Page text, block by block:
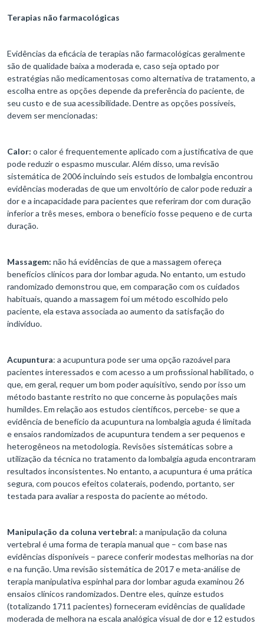
Terapias não farmacológicas
Evidências da eficácia de terapias não farmacológicas geralmente
são de qualidade baixa a moderada e, caso seja optado por
estratégias não medicamentosas como alternativa de tratamento, a
escolha entre as opções depende da preferência do paciente, de
seu custo e de sua acessibilidade. Dentre as opções possíveis,
devem ser mencionadas:
Calor: o calor é frequentemente aplicado com a justificativa de que
pode reduzir o espasmo muscular. Além disso, uma revisão
sistemática de 2006 incluindo seis estudos de lombalgia encontrou
evidências moderadas de que um envoltório de calor pode reduzir a
dor e a incapacidade para pacientes que referiram dor com duração
inferior a três meses, embora o benefício fosse pequeno e de curta
duração.
Massagem: não há evidências de que a massagem ofereça
benefícios clínicos para dor lombar aguda. No entanto, um estudo
randomizado demonstrou que, em comparação com os cuidados
habituais, quando a massagem foi um método escolhido pelo
paciente, ela estava associada ao aumento da satisfação do
indivíduo.
Acupuntura: a acupuntura pode ser uma opção razoável para
pacientes interessados e ​​com acesso a um profissional habilitado, o
que, em geral, requer um bom poder aquisitivo, sendo por isso um
método bastante restrito no que concerne às populações mais
humildes. Em relação aos estudos científicos, percebe- se que a
evidência de benefício da acupuntura na lombalgia aguda é limitada
e ensaios randomizados de acupuntura tendem a ser pequenos e
heterogêneos na metodologia. Revisões sistemáticas sobre a
utilização da técnica no tratamento da lombalgia aguda encontraram
resultados inconsistentes. No entanto, a acupuntura é uma prática
segura, com poucos efeitos colaterais, podendo, portanto, ser
testada para avaliar a resposta do paciente ao método.
Manipulação da coluna vertebral: a manipulação da coluna
vertebral é uma forma de terapia manual que – com base nas
evidências disponíveis – parece conferir modestas melhorias na dor
e na função. Uma revisão sistemática de 2017 e meta-análise de
terapia manipulativa espinhal para dor lombar aguda examinou 26
ensaios clínicos randomizados. Dentre eles, quinze estudos
(totalizando 1711 pacientes) forneceram evidências de qualidade
moderada de melhora na escala analógica visual de dor e 12 estudos